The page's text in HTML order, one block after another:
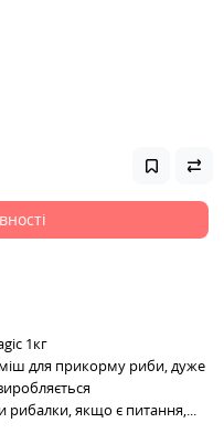
1кг
для прикорму риби, дуже
рибалки, якщо є питання,...